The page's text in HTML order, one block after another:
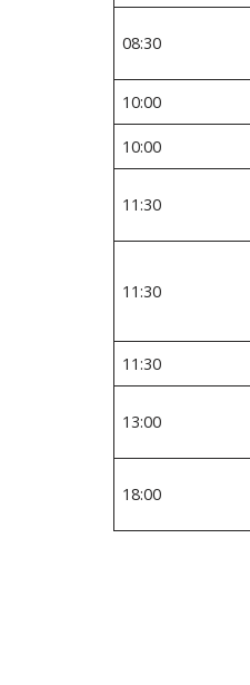
08:30
10:00
10:00
11:30
11:30
11:30
13:00
18:00